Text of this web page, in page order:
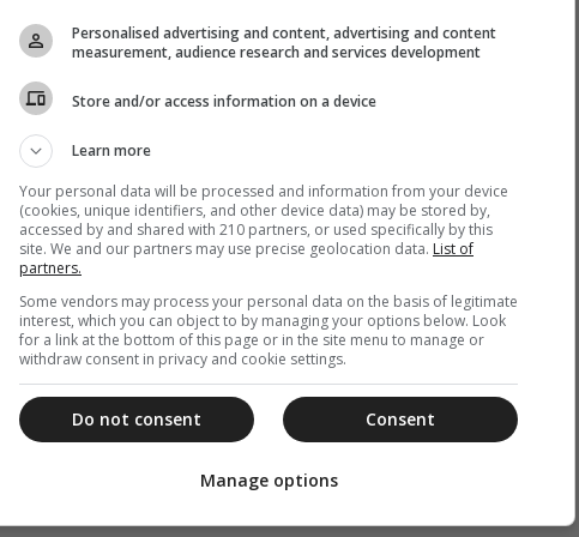
μαθητή/τρια μία εικόνα του Καλού
παρότρυνε ν’ αξιωθούν να γίνουν «ο
φορές «περιπίπτει σε ληστές» και
σωματικά, όπως, δυστυχώς, συνέβη με τις δύο
τους.
κι οι ίδιοι στους «ληστές» (λέξη
εμπόδια, πειρασμούς, δυσκολίες, κακές
κακοποιήσουν. Η πορεία της ζωής σας,
σας στις εξετάσεις, να φωτίζεται από το φως
Personalised advertising and content, advertising and content
measurement, audience research and services development
Store and/or access information on a device
Learn more
Your personal data will be processed and information from your device
(cookies, unique identifiers, and other device data) may be stored by,
accessed by and shared with 210 partners, or used specifically by this
site. We and our partners may use precise geolocation data. List of
partners.
Some vendors may process your personal data on the basis of legitimate
interest, which you can object to by managing your options below. Look
for a link at the bottom of this page or in the site menu to manage or
withdraw consent in privacy and cookie settings.
Consent
Do not consent
Manage options